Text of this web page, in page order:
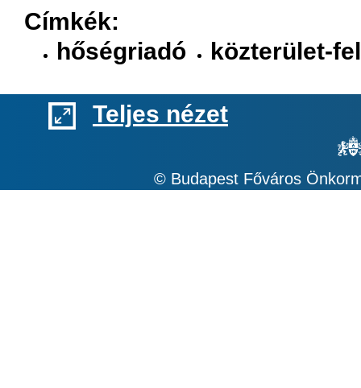
Címkék:
hőségriadó
közterület-
Teljes nézet
© Budapest Főváros